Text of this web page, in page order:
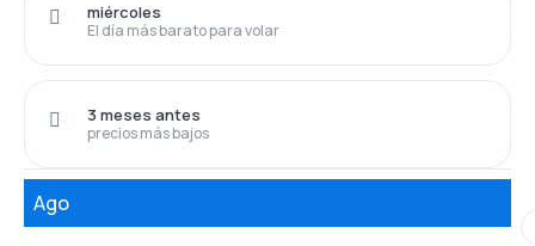
El día más barato para volar
miércoles
precios más bajos
3 meses antes
Ago